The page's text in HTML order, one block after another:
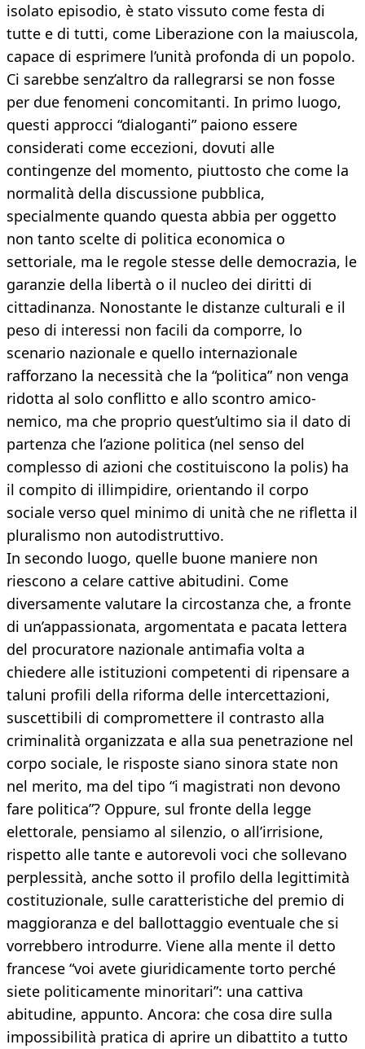
isolato episodio, è stato vissuto come festa di
tutte e di tutti, come Liberazione con la maiuscola,
capace di esprimere l’unità profonda di un popolo.
Ci sarebbe senz’altro da rallegrarsi se non fosse
per due fenomeni concomitanti. In primo luogo,
questi approcci “dialoganti” paiono essere
considerati come eccezioni, dovuti alle
contingenze del momento, piuttosto che come la
normalità della discussione pubblica,
specialmente quando questa abbia per oggetto
non tanto scelte di politica economica o
settoriale, ma le regole stesse delle democrazia, le
garanzie della libertà o il nucleo dei diritti di
cittadinanza. Nonostante le distanze culturali e il
peso di interessi non facili da comporre, lo
scenario nazionale e quello internazionale
rafforzano la necessità che la “politica” non venga
ridotta al solo conflitto e allo scontro amico-
nemico, ma che proprio quest’ultimo sia il dato di
partenza che l’azione politica (nel senso del
complesso di azioni che costituiscono la polis) ha
il compito di illimpidire, orientando il corpo
sociale verso quel minimo di unità che ne rifletta il
pluralismo non autodistruttivo.
In secondo luogo, quelle buone maniere non
riescono a celare cattive abitudini. Come
diversamente valutare la circostanza che, a fronte
di un’appassionata, argomentata e pacata lettera
del procuratore nazionale antimafia volta a
chiedere alle istituzioni competenti di ripensare a
taluni profili della riforma delle intercettazioni,
suscettibili di compromettere il contrasto alla
criminalità organizzata e alla sua penetrazione nel
corpo sociale, le risposte siano sinora state non
nel merito, ma del tipo “i magistrati non devono
fare politica”? Oppure, sul fronte della legge
elettorale, pensiamo al silenzio, o all’irrisione,
rispetto alle tante e autorevoli voci che sollevano
perplessità, anche sotto il profilo della legittimità
costituzionale, sulle caratteristiche del premio di
maggioranza e del ballottaggio eventuale che si
vorrebbero introdurre. Viene alla mente il detto
francese “voi avete giuridicamente torto perché
siete politicamente minoritari”: una cattiva
abitudine, appunto. Ancora: che cosa dire sulla
impossibilità pratica di aprire un dibattito a tutto